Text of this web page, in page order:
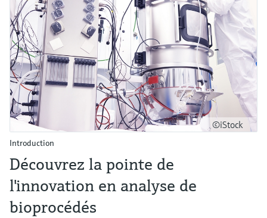
©iStock
Introduction
Découvrez la pointe de
l'innovation en analyse de
bioprocédés